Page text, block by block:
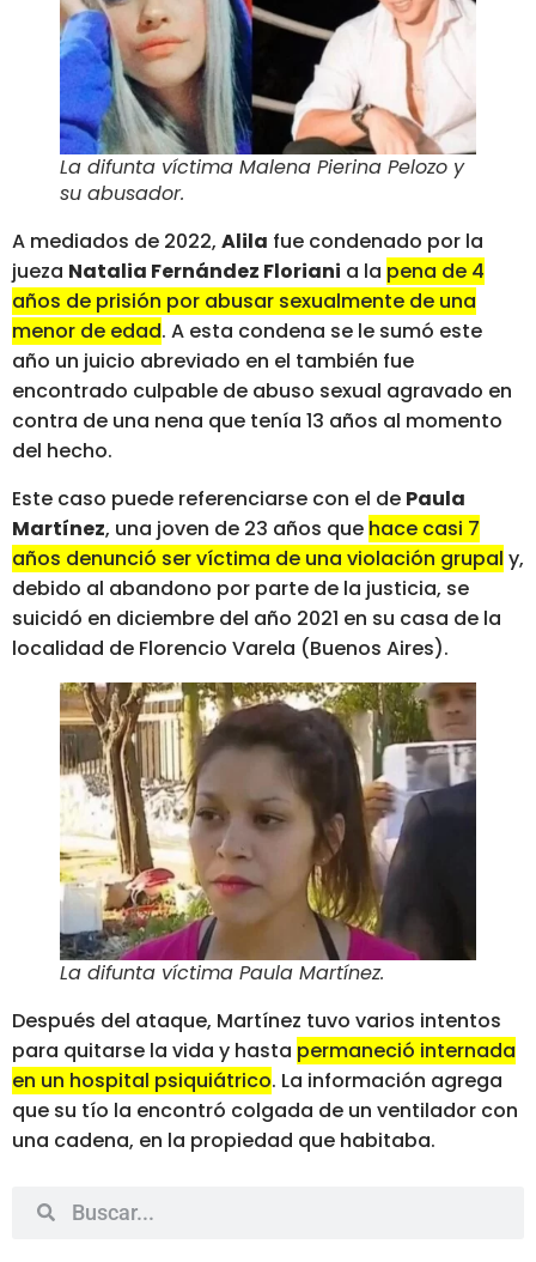
La difunta víctima Malena Pierina Pelozo y
su abusador.
A mediados de 2022, Alila fue condenado por la
jueza Natalia Fernández Floriani a la pena de 4
años de prisión por abusar sexualmente de una
menor de edad. A esta condena se le sumó este
año un juicio abreviado en el también fue
encontrado culpable de abuso sexual agravado en
contra de una nena que tenía 13 años al momento
del hecho.
Este caso puede referenciarse con el de Paula
Martínez, una joven de 23 años que hace casi 7
años denunció ser víctima de una violación grupal y,
debido al abandono por parte de la justicia, se
suicidó en diciembre del año 2021 en su casa de la
localidad de Florencio Varela (Buenos Aires).
La difunta víctima Paula Martínez.
Después del ataque, Martínez tuvo varios intentos
para quitarse la vida y hasta permaneció internada
en un hospital psiquiátrico. La información agrega
que su tío la encontró colgada de un ventilador con
una cadena, en la propiedad que habitaba.